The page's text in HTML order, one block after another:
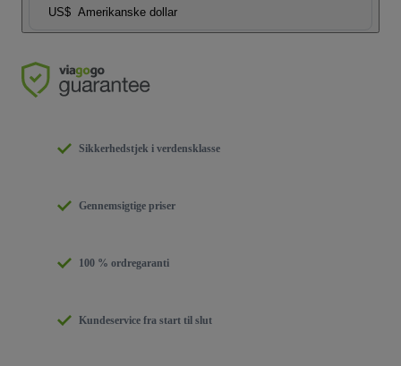
US$ Amerikanske dollar
Sikkerhedstjek i verdensklasse
Gennemsigtige priser
100 % ordregaranti
Kundeservice fra start til slut